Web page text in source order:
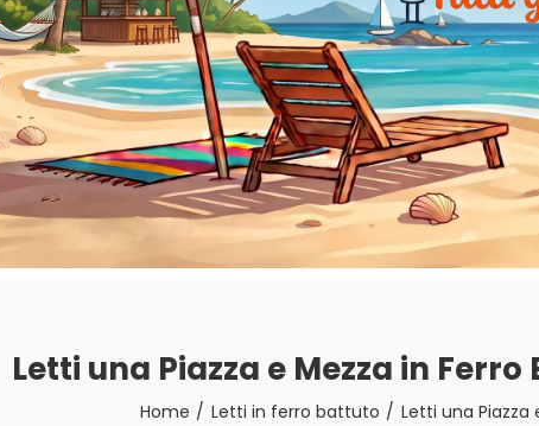
Letti una Piazza e Mezza in
Home Letti in ferro battuto Letti una